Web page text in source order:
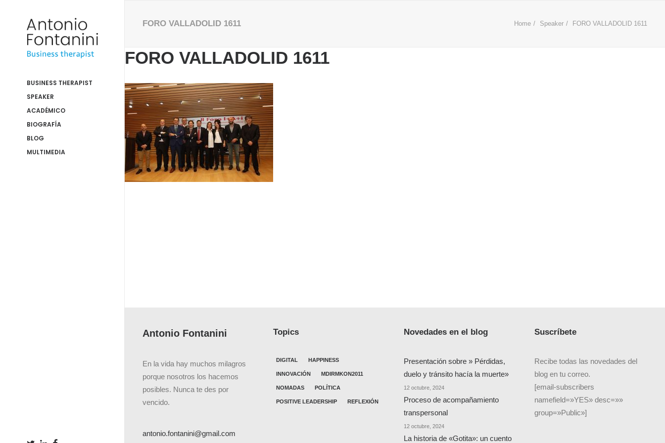
BUSINESS THERAPIST
SPEAKER
ACADÉMICO
BIOGRAFÍA
BLOG
MULTIMEDIA
FORO VALLADOLID 1611 Home Speaker FORO VALLADOLID 1611
FORO VALLADOLID 1611
Antonio Fontanini
En la vida hay muchos milagros
porque nosotros los hacemos
posibles. Nunca te des por
vencido.
antonio.fontanini@gmail.com
Topics
DIGITAL HAPPINESS
INNOVACIÓN MDIRMKON2011
NOMADAS POLÍTICA
POSITIVE LEADERSHIP REFLEXIÓN
Novedades en el blog
Presentación sobre » Pérdidas,
duelo y tránsito hacía la muerte»
12 octubre, 2024
Proceso de acompañamiento
transpersonal
12 octubre, 2024
La historia de «Gotita»: un cuento
Suscríbete
Recibe todas las novedades del
blog en tu correo.
[email-subscribers
namefield=»YES» desc=»»
group=»Public»]